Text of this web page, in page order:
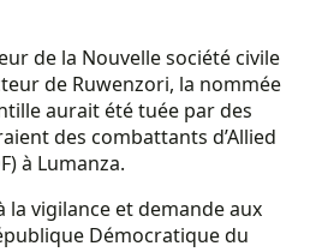
de la Nouvelle société civile
de Ruwenzori, la nommée
aurait été tuée par des
des combattants d’Allied
à Lumanza.
la vigilance et demande aux
Démocratique du